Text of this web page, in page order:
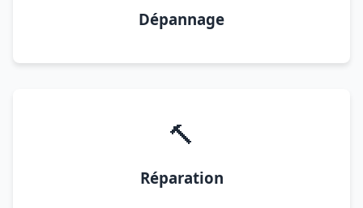
Dépannage
🔨
Réparation